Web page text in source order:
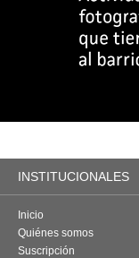
INSTITUCIONALES
Inicio
Quiénes somos
Suscripción